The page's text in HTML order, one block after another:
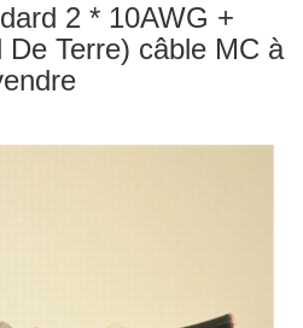
n
2 * 10AWG +
Terre) câble MC à